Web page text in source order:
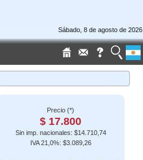
Sábado, 8 de agosto de 2026
Precio (*)
$ 17.800
Sin imp. nacionales: $14.710,74
IVA 21,0%: $3.089,26